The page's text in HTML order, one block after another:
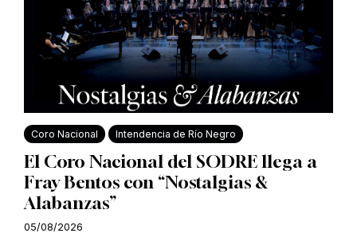
Coro Nacional Intendencia de Río Negro
El Coro Nacional del SODRE llega a
Fray Bentos con “Nostalgias &
Alabanzas”
05/08/2026